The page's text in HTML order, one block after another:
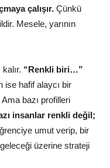
çalışır. Çünkü
Mesele, yarının
“Renkli biri…”
ise hafif alaycı bir
bazı profilleri
insanlar renkli değil;
umut verip, bir
üzerine strateji